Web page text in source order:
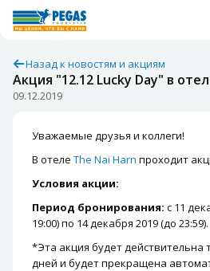
Назад к новостям и акциям
Акция "12.12 Lucky Day" в
09.12.2019
Уважаемые друзья и коллеги!
В отеле The Nai Harn проходит
Условия акции:
Период бронирования: с 11
19:00) по 14 декабря 2019 (до 23:59).
*Эта акция будет действительна
дней и будет прекращена